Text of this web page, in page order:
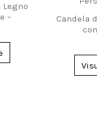
Legno
–
Candela